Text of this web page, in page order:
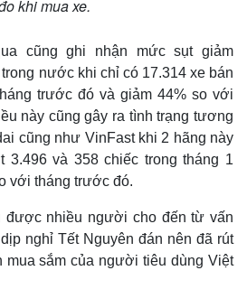
Multimedia
Video
Ảnh
Infographic
khi mua xe.
cũng ghi nhận mức sụt giảm
nước khi chỉ có 17.314 xe bán
trước đó và giảm 44% so với
này cũng gây ra tình trạng tương
cũng như VinFast khi 2 hãng này
và 358 chiếc trong tháng 1
với tháng trước đó.
được nhiều người cho đến từ vấn
nghỉ Tết Nguyên đán nên đã rút
mua sắm của người tiêu dùng Việt